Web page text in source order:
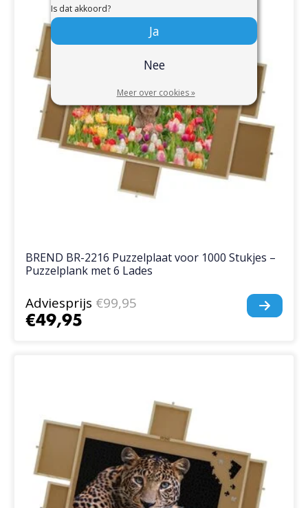
BREND BR-2216 Puzzelplaat voor 1000 Stukjes –
Puzzelplank met 6 Lades
Adviesprijs €99,95
€49,95
Is dat akkoord?
Ja
Nee
Meer over cookies »